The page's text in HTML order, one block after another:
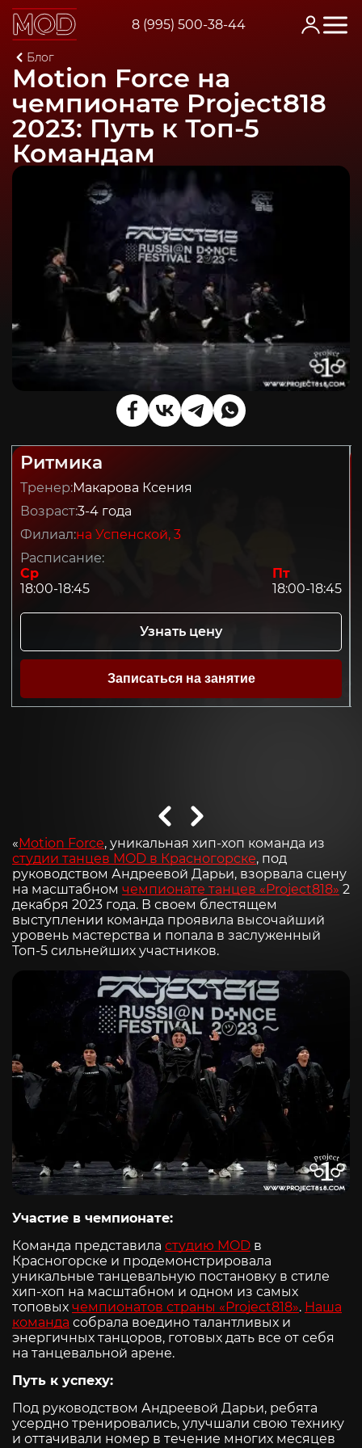
8 (995) 500-38-44
Главная
Блог
Motion Force на чемпионате Project818 2023: Путь к Топ-5
Motion Force на
чемпионате Project818
2023: Путь к Топ-5
Командам
Ритмика
Тренер:Макарова Ксения
Возраст:3-4 года
Филиал:на Успенской, 3
Расписание:
Ср
18:00-18:45
Пт
18:00-18:45
Узнать цену
Записаться на занятие
«Motion Force, уникальная хип-хоп команда из
студии танцев MOD в Красногорске, под
руководством Андреевой Дарьи, взорвала сцену
на масштабном чемпионате танцев «Project818» 2
декабря 2023 года. В своем блестящем
выступлении команда проявила высочайший
уровень мастерства и попала в заслуженный
Топ-5 сильнейших участников.
Участие в чемпионате:
Команда представила студию MOD в
Красногорске и продемонстрировала
уникальные танцевальную постановку в стиле
хип-хоп на масштабном и одном из самых
топовых чемпионатов страны «Project818». Наша
команда собрала воедино талантливых и
энергичных танцоров, готовых дать все от себя
на танцевальной арене.
Путь к успеху:
Под руководством Андреевой Дарьи, ребята
усердно тренировались, улучшали свою технику
и оттачивали номер в течение многих месяцев